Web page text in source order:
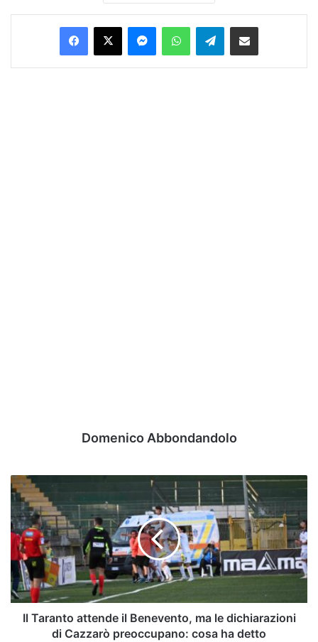
Facebook
X MessengerWhatsAppTelegramCondividi via Email
Domenico Abbondandolo
Il
Taranto
attende
il
Benevento,
ma
le
dichiarazioni
di
Cazzarò
preoccupano:
Il Taranto attende il Benevento, ma le dichiarazioni
di Cazzarò preoccupano: cosa ha detto